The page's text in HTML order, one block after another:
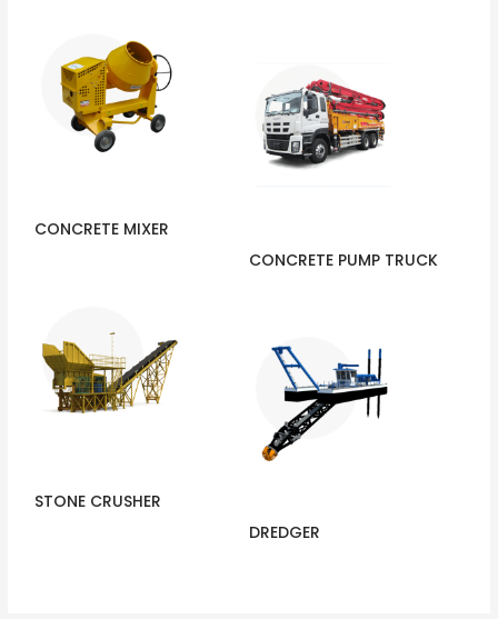
CONCRETE MIXER
STONE CRUSHER
CONCRETE PUMP TRUCK
DREDGER